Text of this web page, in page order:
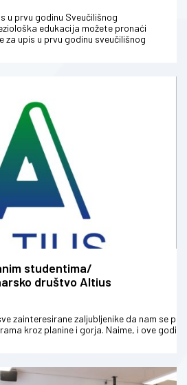
u prvu godinu Sveučilišnog
edukacija možete pronaći
za upis u prvu godinu sveučilišnog
studentima/
društvo Altius
zainteresirane zaljubljenike da nam se
kroz planine i gorja. Naime, i ove godine